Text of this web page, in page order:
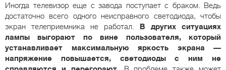
Иногда телевизор еще с завода поступает с браком. Ведь
достаточно всего одного неисправного светодиода, чтобы
экран телеприемника не работал. В других ситуациях
лампы выгорают по вине пользователя, который
устанавливает максимальную яркость экрана —
напряжение повышается, светодиоды с ним не